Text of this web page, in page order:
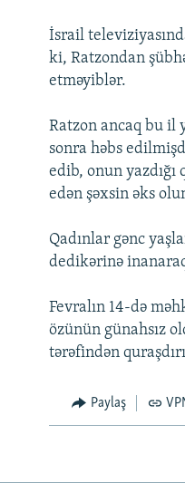
İsrail
ki, Ratzondan
etməyiblər.
Ratzon ancaq bu il
sonra həbs
edib, onun yazdığı
edən şəxsin əks
Qadınlar gənc
dedikərinə
Fevralın 14-də
özünün günahsız
tərəfindən
Paylaş